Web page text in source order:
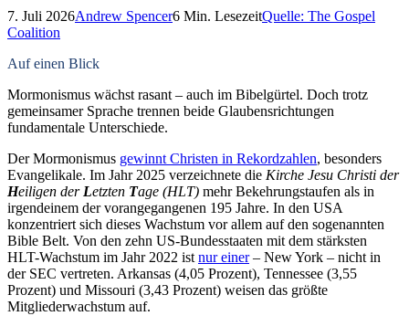
7. Juli 2026Andrew Spencer6 Min. LesezeitQuelle: The Gospel
Coalition
Auf einen Blick
Mormonismus wächst rasant – auch im Bibelgürtel. Doch trotz
gemeinsamer Sprache trennen beide Glaubensrichtungen
fundamentale Unterschiede.
Der Mormonismus gewinnt Christen in Rekordzahlen, besonders
Evangelikale. Im Jahr 2025 verzeichnete die Kirche Jesu Christi der
Heiligen der Letzten Tage (HLT) mehr Bekehrungstaufen als in
irgendeinem der vorangegangenen 195 Jahre. In den USA
konzentriert sich dieses Wachstum vor allem auf den sogenannten
Bible Belt. Von den zehn US-Bundesstaaten mit dem stärksten
HLT-Wachstum im Jahr 2022 ist nur einer– New York – nicht in
der SEC vertreten. Arkansas (4,05 Prozent), Tennessee (3,55
Prozent) und Missouri (3,43 Prozent) weisen das größte
Mitgliederwachstum auf.